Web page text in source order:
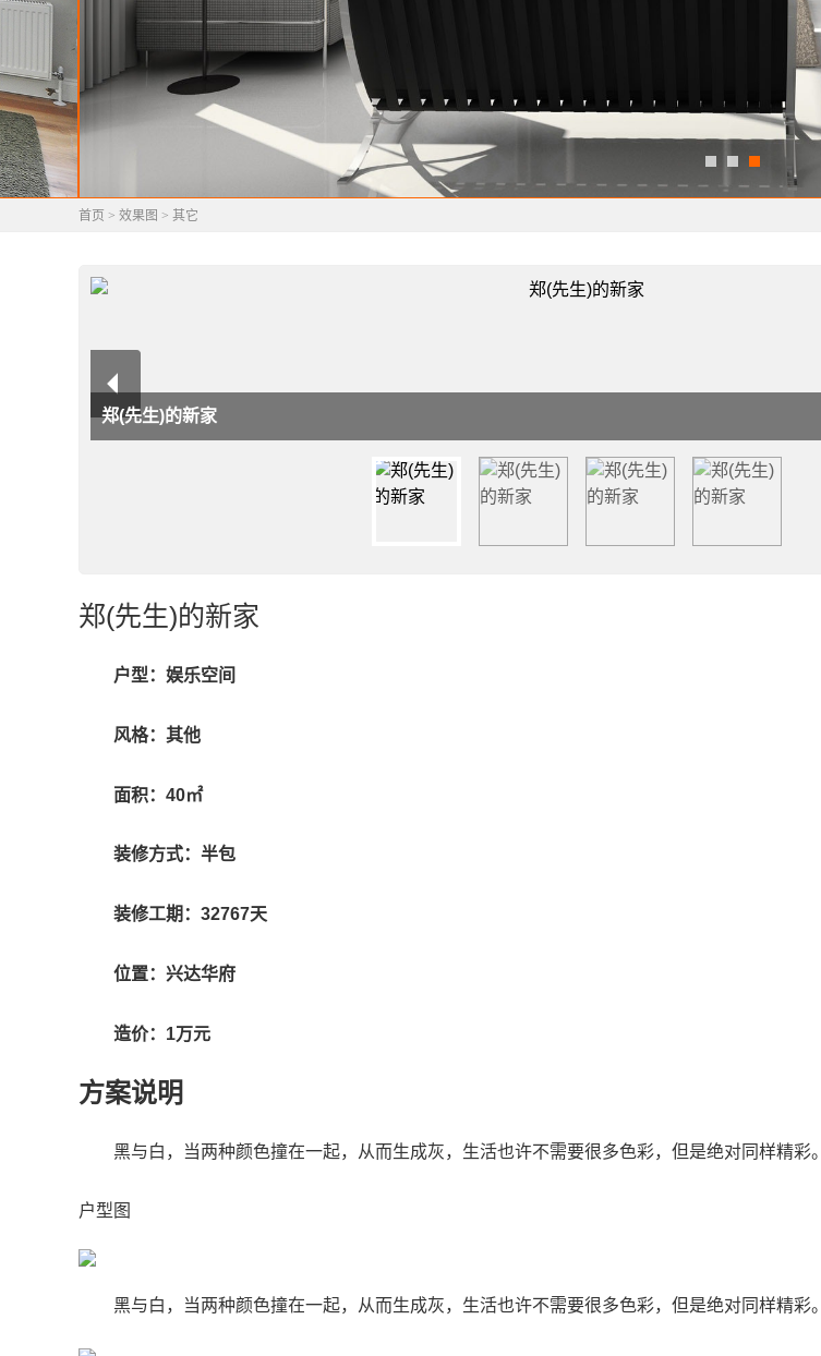
首页 > 效果图 > 其它
郑(先生)的新家
郑(先生)的新家
户型：娱乐空间
风格：其他
面积：40㎡
装修方式：半包
装修工期：32767天
位置：兴达华府
造价：1万元
方案说明
黑与白，当两种颜色撞在一起，从而生成灰，生活也许不需要很多色彩，但是绝对同样精彩。
户型图
黑与白，当两种颜色撞在一起，从而生成灰，生活也许不需要很多色彩，但是绝对同样精彩。